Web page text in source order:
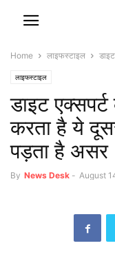
Home लाइफस्टाइल
लाइफस्टाइल
डाइट
करता है ये
पड़ता है असर
By News Desk - August